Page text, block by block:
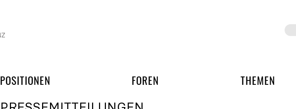
POSITIONEN FOREN UND ARBEITSGRUPPEN DER UNIKO
THEMEN